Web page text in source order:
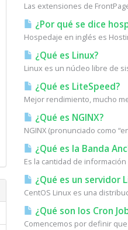
Las extensiones de
¿Por qué se dice
Hospedaje en inglés es
¿Qué es Linux?
Linux es un núcleo libre de
¿Qué es LiteSpeed?
Mejor rendimiento, mucho
¿Qué es NGINX?
NGINX (pronunciado como
¿Qué es la Banda
Es la cantidad de
¿Qué es un servidor
CentOS Linux es una
¿Qué son los Cron
Comencemos por definir